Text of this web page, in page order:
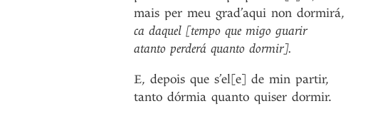
mais per meu grad’aqui non dormirá,
ca daquel [tempo que migo guarir
atanto perderá quanto dormir].
E, depois que s’el[e] de min partir,
tanto dórmia quanto quiser dormir.